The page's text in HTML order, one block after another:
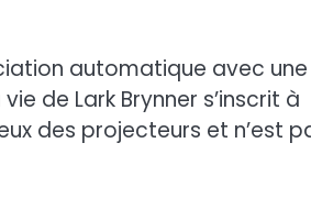
automatique avec une
de Lark Brynner s’inscrit à
des projecteurs et n’est